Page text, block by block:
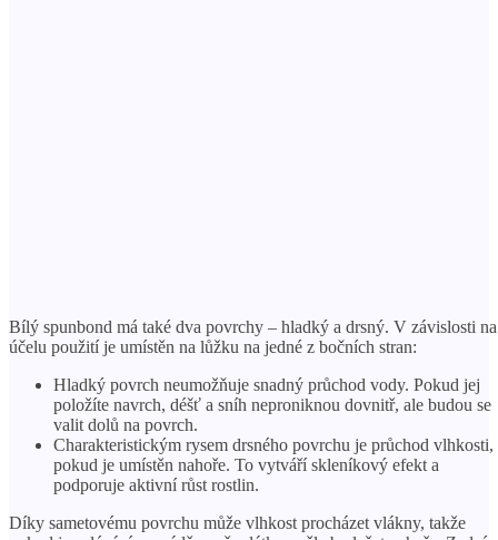
Bílý spunbond má také dva povrchy – hladký a drsný. V závislosti na
účelu použití je umístěn na lůžku na jedné z bočních stran:
Hladký povrch neumožňuje snadný průchod vody. Pokud jej
položíte navrch, déšť a sníh neproniknou dovnitř, ale budou se
valit dolů na povrch.
Charakteristickým rysem drsného povrchu je průchod vlhkosti,
pokud je umístěn nahoře. To vytváří skleníkový efekt a
podporuje aktivní růst rostlin.
Díky sametovému povrchu může vlhkost procházet vlákny, takže